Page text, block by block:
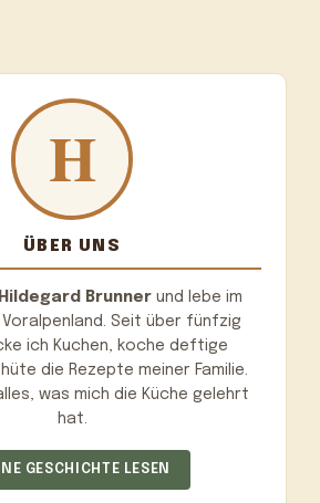
ÜBER UNS
Brunner und lebe im
Seit über fünfzig
ich Kuchen, koche deftige
die Rezepte meiner Familie.
was mich die Küche gelehrt
hat.
GESCHICHTE LESEN